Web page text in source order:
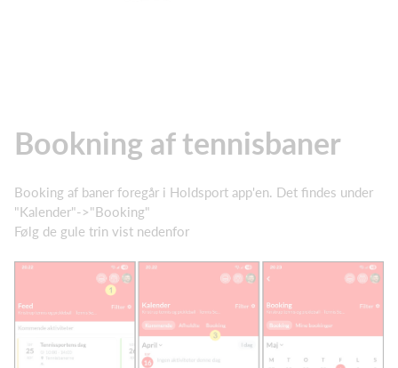
Bookning af tennisbaner
Booking af baner foregår i Holdsport app'en. Det findes under
"Kalender"->"Booking"
Følg de gule trin vist nedenfor